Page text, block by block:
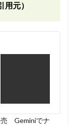
元）
売 Geminiでナ